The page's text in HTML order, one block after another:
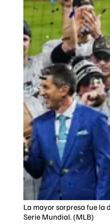
La mayor sorpresa fue la
Serie Mundial. (MLB)